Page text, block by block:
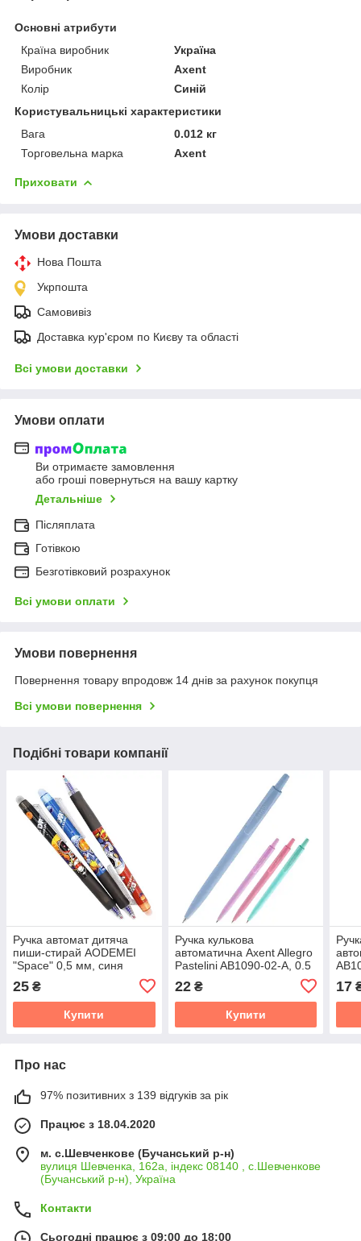
Основні атрибути
Країна виробник
Україна
Виробник
Axent
Колір
Синій
Користувальницькі характеристики
Вага
0.012 кг
Торговельна марка
Axent
Приховати
Умови доставки
Нова Пошта
Укрпошта
Самовивіз
Доставка кур'єром по Києву та області
Всі умови доставки
Умови оплати
Ви отримаєте замовлення
або гроші повернуться на вашу картку
Детальніше
Післяплата
Готівкою
Безготівковий розрахунок
Всі умови оплати
Умови повернення
Повернення товару впродовж 14 днів за рахунок покупця
Всі умови повернення
Подібні товари компанії
Ручка автомат дитяча
пиши-стирай AODEMEI
"Space" 0,5 мм, синя
25 ₴
Купити
Ручка кулькова
автоматична Axent Allegro
Pastelini AB1090-02-A, 0.5
22₴
Купити
17
Про нас
97% позитивних з 139 відгуків за рік
Працює з 18.04.2020
м. с.Шевченкове (Бучанський р-н)
вулиця Шевченка, 162а, індекс 08140 , с.Шевченкове
(Бучанський р-н), Україна
Контакти
Сьогодні працює з 09:00 до 18:00